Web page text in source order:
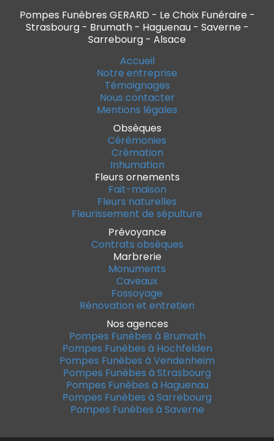
Pompes Funèbres GERARD - Le Choix Funéraire -
Strasbourg - Brumath - Haguenau - Saverne -
Sarrebourg - Alsace
Accueil
Notre entreprise
Témoignages
Nous contacter
Mentions légales
Obsèques
Cérémonies
Crémation
Inhumation
Fleurs ornements
Fait-maison
Fleurs naturelles
Fleurissement de sépulture
Prévoyance
Contrats obsèques
Marbrerie
Monuments
Caveaux
Fossoyage
Rénovation et entretien
Nos agences
Pompes Funèbes à Brumath
Pompes Funèbes à Hochfelden
Pompes Funèbes à Vendenheim
Pompes Funèbes à Strasbourg
Pompes Funèbes à Haguenau
Pompes Funèbes à Sarrebourg
Pompes Funèbes à Saverne